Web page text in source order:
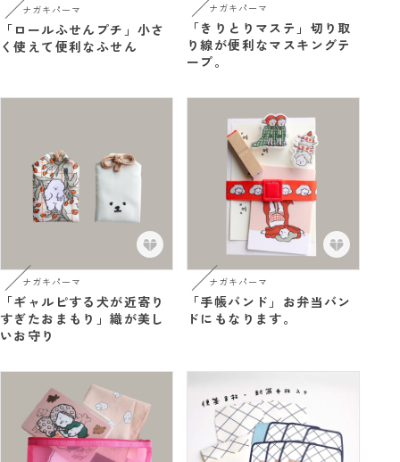
ナガキパーマ
「ロールふせんプチ」小さ
く使えて便利なふせん
ナガキパーマ
「きりとりマステ」切り取
り線が便利なマスキングテ
ープ。
ナガキパーマ
「ギャルピする犬が近寄り
すぎたおまもり」織が美し
いお守り
ナガキパーマ
「手帳バンド」お弁当バン
ドにもなります。